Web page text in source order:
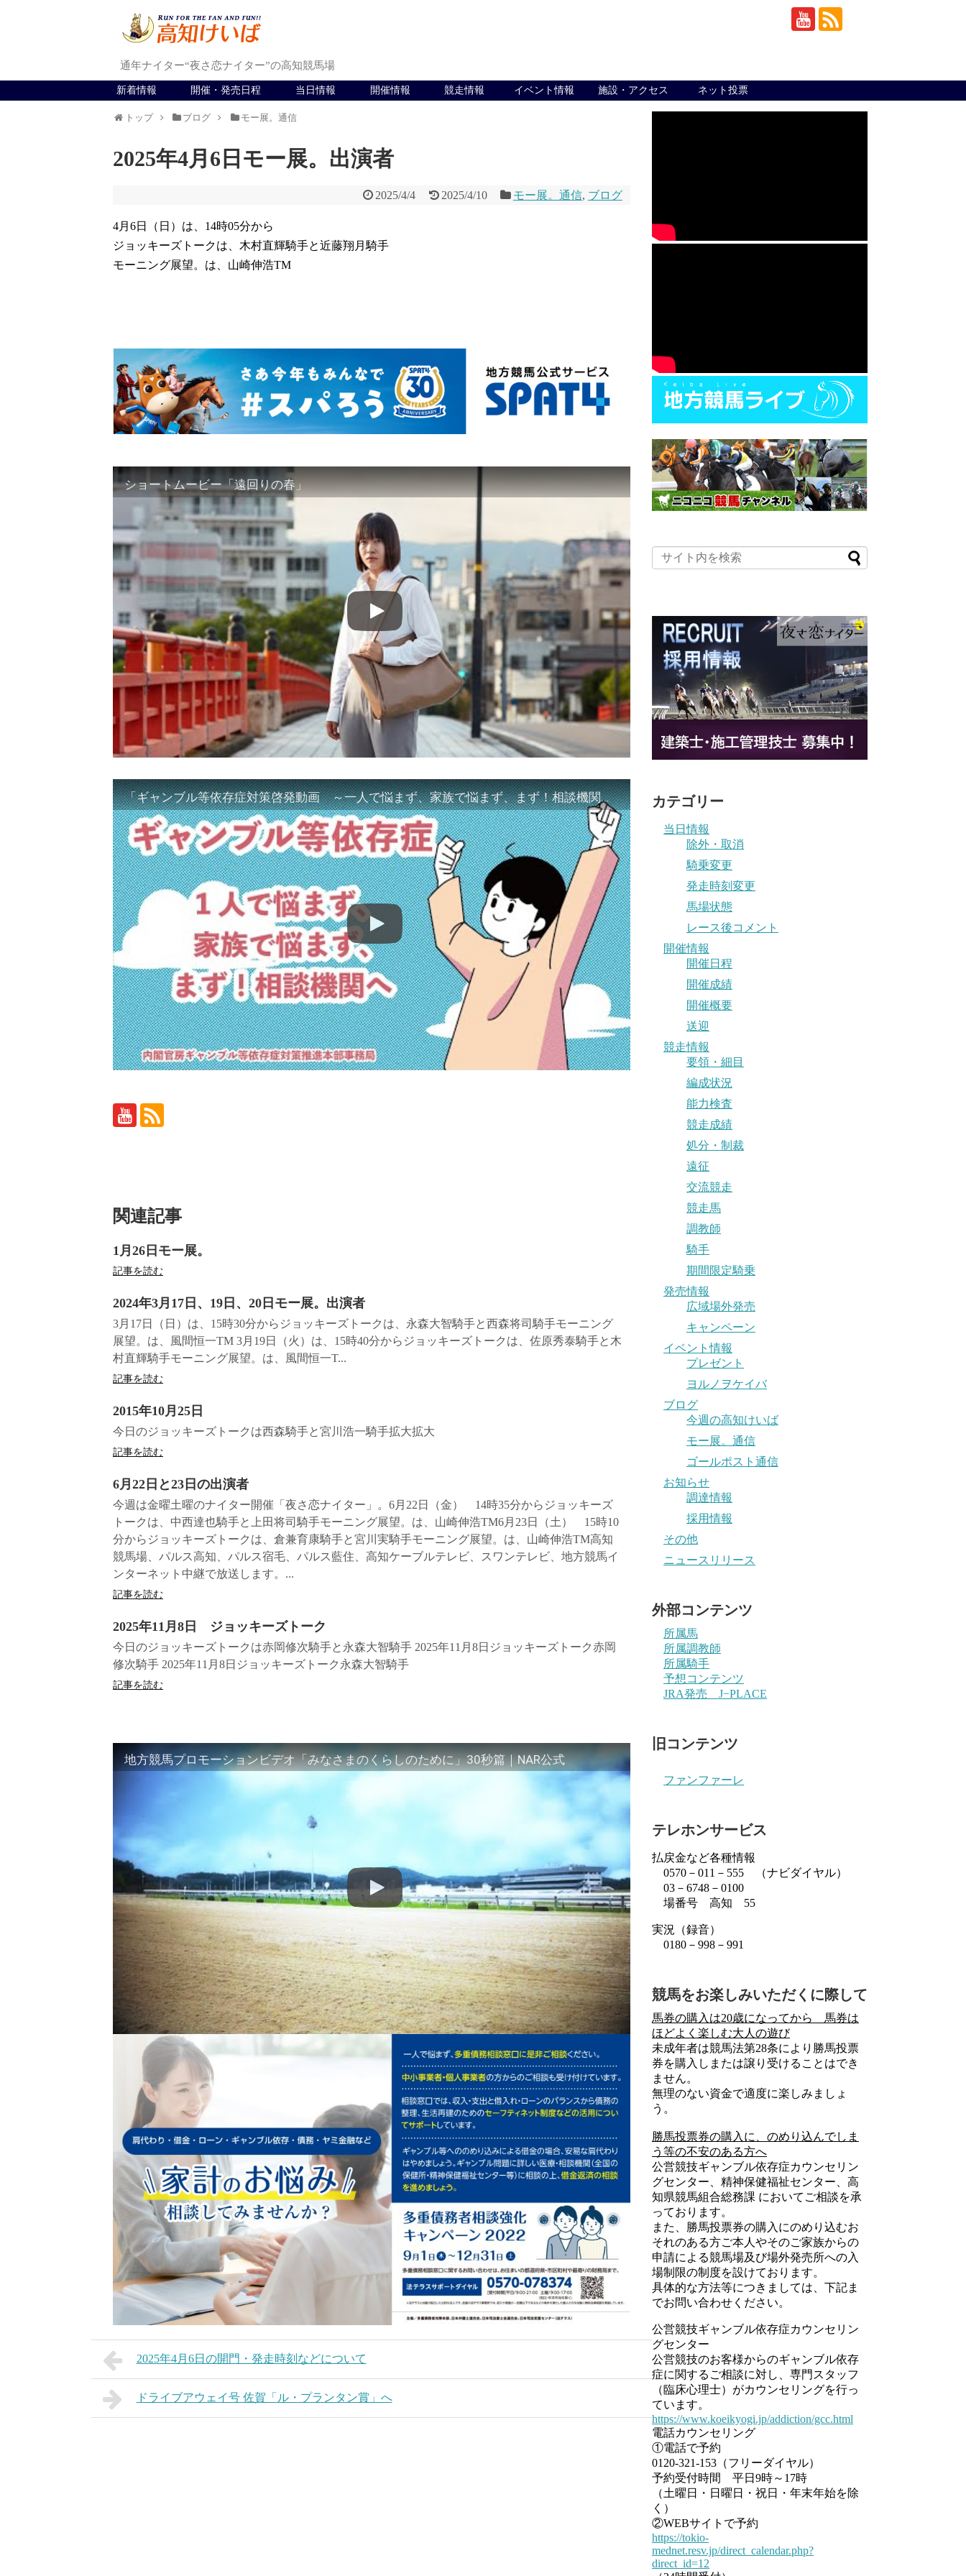
通年ナイター“夜さ恋ナイター”の高知競馬場
新着情報 開催・発売日程 当日情報 開催情報 競走情報 イベント情報 施設・アクセス ネット投票
トップ ブログ モー展。通信
2025年4月6日モー展。出演者
2025/4/4 2025/4/10 モー展。通信, ブログ
4月6日（日）は、14時05分から
ジョッキーズトークは、木村直輝騎手と近藤翔月騎手
モーニング展望。は、山崎伸浩TM
ショートムービー「遠回りの春」
「ギャンブル等依存症対策啓発動画 ～一人で悩まず、家族で悩まず、まず！相談機関へ～」
関連記事
1月26日モー展。
記事を読む
2024年3月17日、19日、20日モー展。出演者
3月17日（日）は、15時30分からジョッキーズトークは、永森大智騎手と西森将司騎手モーニング
展望。は、風間恒一TM 3月19日（火）は、15時40分からジョッキーズトークは、佐原秀泰騎手と木
村直輝騎手モーニング展望。は、風間恒一T...
記事を読む
2015年10月25日
今日のジョッキーズトークは西森騎手と宮川浩一騎手拡大拡大
記事を読む
6月22日と23日の出演者
今週は金曜土曜のナイター開催「夜さ恋ナイター」。6月22日（金） 14時35分からジョッキーズ
トークは、中西達也騎手と上田将司騎手モーニング展望。は、山崎伸浩TM6月23日（土） 15時10
分からジョッキーズトークは、倉兼育康騎手と宮川実騎手モーニング展望。は、山崎伸浩TM高知
競馬場、パルス高知、パルス宿毛、パルス藍住、高知ケーブルテレビ、スワンテレビ、地方競馬イ
ンターネット中継で放送します。...
記事を読む
2025年11月8日 ジョッキーズトーク
今日のジョッキーズトークは赤岡修次騎手と永森大智騎手 2025年11月8日ジョッキーズトーク赤岡
修次騎手 2025年11月8日ジョッキーズトーク永森大智騎手
記事を読む
地方競馬プロモーションビデオ「みなさまのくらしのために」30秒篇｜NAR公式
2025年4月6日の開門・発走時刻などについて
ドライブアウェイ号 佐賀「ル・プランタン賞」へ
カテゴリー
当日情報
除外・取消
騎乗変更
発走時刻変更
馬場状態
レース後コメント
開催情報
開催日程
開催成績
開催概要
送迎
競走情報
要領・細目
編成状況
能力検査
競走成績
処分・制裁
遠征
交流競走
競走馬
調教師
騎手
期間限定騎乗
発売情報
広域場外発売
キャンペーン
イベント情報
プレゼント
ヨルノヲケイバ
ブログ
今週の高知けいば
モー展。通信
ゴールポスト通信
お知らせ
調達情報
採用情報
その他
ニュースリリース
外部コンテンツ
所属馬
所属調教師
所属騎手
予想コンテンツ
JRA発売 J−PLACE
旧コンテンツ
ファンファーレ
テレホンサービス
払戻金など各種情報
0570－011－555 （ナビダイヤル）
03－6748－0100
場番号 高知 55
実況（録音）
0180－998－991
競馬をお楽しみいただくに際して
馬券の購入は20歳になってから 馬券は
ほどよく楽しむ大人の遊び
未成年者は競馬法第28条により勝馬投票
券を購入しまたは譲り受けることはでき
ません。
無理のない資金で適度に楽しみましょ
う。
勝馬投票券の購入に、のめり込んでしま
う等の不安のある方へ
公営競技ギャンブル依存症カウンセリン
グセンター、精神保健福祉センター、高
知県競馬組合総務課 においてご相談を承
っております。
また、勝馬投票券の購入にのめり込むお
それのある方ご本人やそのご家族からの
申請による競馬場及び場外発売所への入
場制限の制度を設けております。
具体的な方法等につきましては、下記ま
でお問い合わせください。
公営競技ギャンブル依存症カウンセリン
グセンター
公営競技のお客様からのギャンブル依存
症に関するご相談に対し、専門スタッフ
（臨床心理士）がカウンセリングを行っ
ています。
https://www.koeikyogi.jp/addiction/gcc.html
電話カウンセリング
①電話で予約
0120-321-153（フリーダイヤル）
予約受付時間 平日9時～17時
（土曜日・日曜日・祝日・年末年始を除
く）
②WEBサイトで予約
https://tokio-
mednet.resv.jp/direct_calendar.php?
direct_id=12